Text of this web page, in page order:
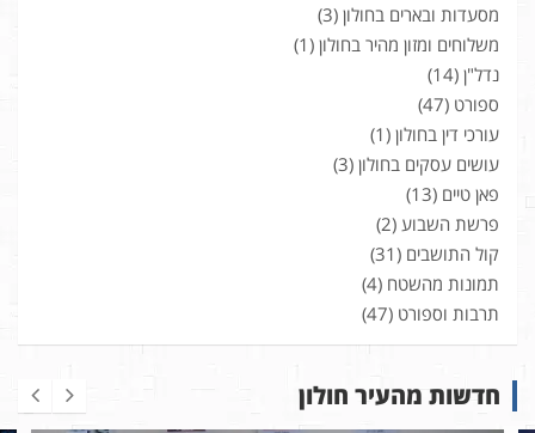
מסעדות ובארים בחולון (3)
משלוחים ומזון מהיר בחולון (1)
נדל"ן (14)
ספורט (47)
עורכי דין בחולון (1)
עושים עסקים בחולון (3)
פאן טיים (13)
פרשת השבוע (2)
קול התושבים (31)
תמונות מהשטח (4)
תרבות וספורט (47)
חדשות מהעיר חולון